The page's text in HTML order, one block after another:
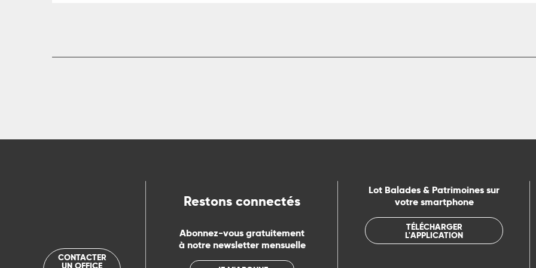
CONTACTER
UN OFFICE
Restons connectés
Abonnez-vous gratuitement
à notre newsletter mensuelle
Lot Balades & Patrimoines sur
votre smartphone
TÉLÉCHARGER
L'APPLICATION